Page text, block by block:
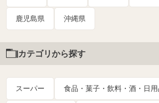
鹿児島県 沖縄県
カテゴリから探す
スーパー 食品・菓子・飲料・酒・日